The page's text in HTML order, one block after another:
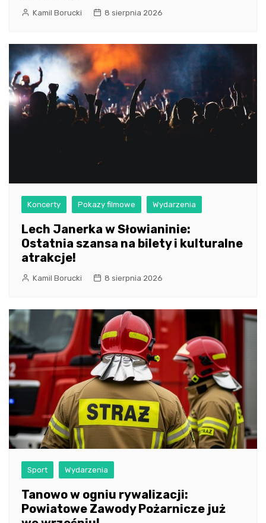
Kamil Borucki 8 sierpnia 2026
Koncerty Pokazy filmowe Wydarzenia
Lech Janerka w Słowianinie:
Ostatnia szansa na bilety i kulturalne
atrakcje!
Kamil Borucki 8 sierpnia 2026
Sport Wydarzenia
Tanowo w ogniu rywalizacji:
Powiatowe Zawody Pożarnicze już